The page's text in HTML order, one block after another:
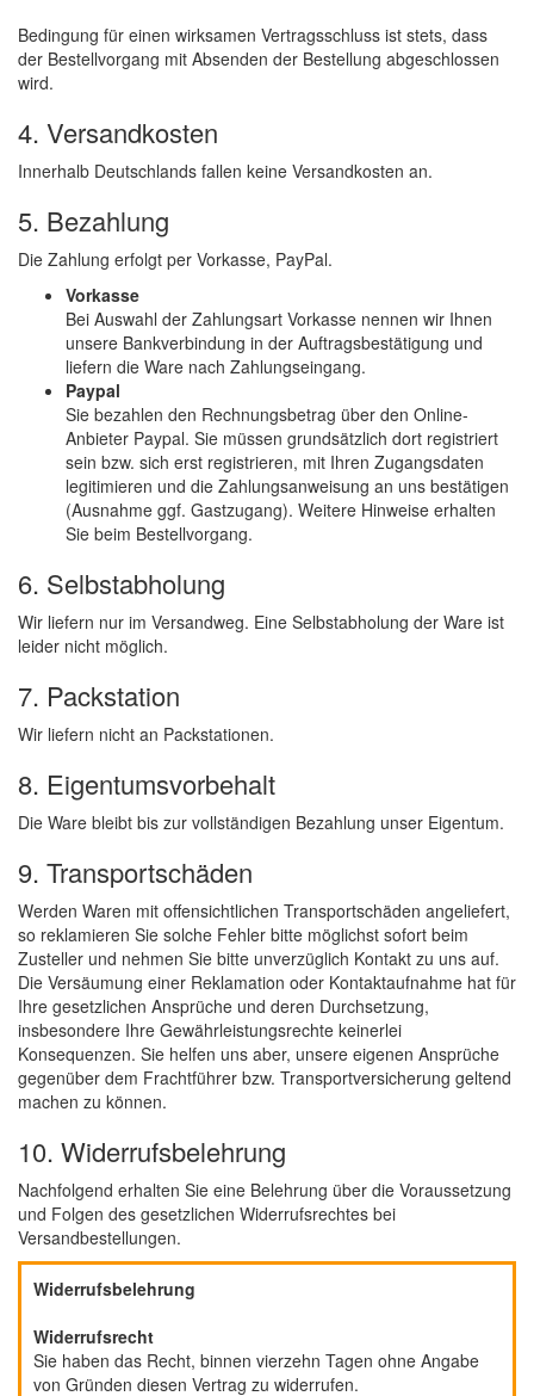
Bedingung für einen wirksamen Vertragsschluss ist stets, dass
der Bestellvorgang mit Absenden der Bestellung abgeschlossen
wird.
4. Versandkosten
Innerhalb Deutschlands fallen keine Versandkosten an.
5. Bezahlung
Die Zahlung erfolgt per Vorkasse, PayPal.
Vorkasse
Bei Auswahl der Zahlungsart Vorkasse nennen wir Ihnen
unsere Bankverbindung in der Auftragsbestätigung und
liefern die Ware nach Zahlungseingang.
Paypal
Sie bezahlen den Rechnungsbetrag über den Online-
Anbieter Paypal. Sie müssen grundsätzlich dort registriert
sein bzw. sich erst registrieren, mit Ihren Zugangsdaten
legitimieren und die Zahlungsanweisung an uns bestätigen
(Ausnahme ggf. Gastzugang). Weitere Hinweise erhalten
Sie beim Bestellvorgang.
6. Selbstabholung
Wir liefern nur im Versandweg. Eine Selbstabholung der Ware ist
leider nicht möglich.
7. Packstation
Wir liefern nicht an Packstationen.
8. Eigentumsvorbehalt
Die Ware bleibt bis zur vollständigen Bezahlung unser Eigentum.
9. Transportschäden
Werden Waren mit offensichtlichen Transportschäden angeliefert,
so reklamieren Sie solche Fehler bitte möglichst sofort beim
Zusteller und nehmen Sie bitte unverzüglich Kontakt zu uns auf.
Die Versäumung einer Reklamation oder Kontaktaufnahme hat für
Ihre gesetzlichen Ansprüche und deren Durchsetzung,
insbesondere Ihre Gewährleistungsrechte keinerlei
Konsequenzen. Sie helfen uns aber, unsere eigenen Ansprüche
gegenüber dem Frachtführer bzw. Transportversicherung geltend
machen zu können.
10. Widerrufsbelehrung
Nachfolgend erhalten Sie eine Belehrung über die Voraussetzung
und Folgen des gesetzlichen Widerrufsrechtes bei
Versandbestellungen.
Widerrufsbelehrung
Widerrufsrecht
Sie haben das Recht, binnen vierzehn Tagen ohne Angabe
von Gründen diesen Vertrag zu widerrufen.